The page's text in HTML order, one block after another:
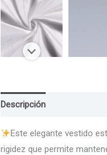
Descripción
Este elegante vestido
rigidez que permite